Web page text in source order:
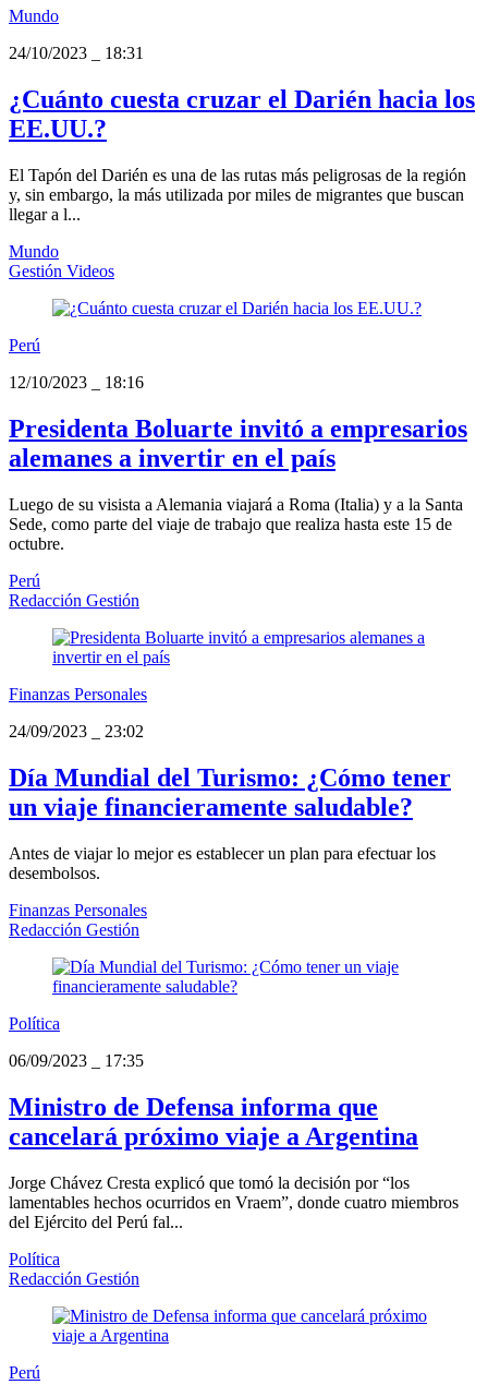
Mundo
24/10/2023
18:31
¿Cuánto cuesta cruzar el Darién hacia los
EE.UU.?
El Tapón del Darién es una de las rutas más peligrosas de la región
y, sin embargo, la más utilizada por miles de migrantes que buscan
llegar a l...
Mundo
Gestión Videos
Perú
12/10/2023
18:16
Presidenta Boluarte invitó a empresarios
alemanes a invertir en el país
Luego de su visista a Alemania viajará a Roma (Italia) y a la Santa
Sede, como parte del viaje de trabajo que realiza hasta este 15 de
octubre.
Perú
Redacción Gestión
Finanzas Personales
24/09/2023
23:02
Día Mundial del Turismo: ¿Cómo tener
un viaje financieramente saludable?
Antes de viajar lo mejor es establecer un plan para efectuar los
desembolsos.
Finanzas Personales
Redacción Gestión
Política
06/09/2023
17:35
Ministro de Defensa informa que
cancelará próximo viaje a Argentina
Jorge Chávez Cresta explicó que tomó la decisión por “los
lamentables hechos ocurridos en Vraem”, donde cuatro miembros
del Ejército del Perú fal...
Política
Redacción Gestión
Perú